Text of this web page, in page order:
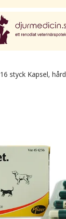
styck Kapsel, hård